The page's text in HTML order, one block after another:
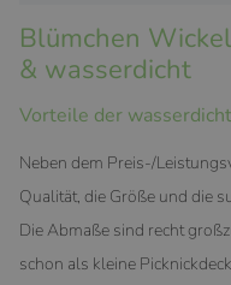
Blümchen
& wasserdicht
Vorteile der
Neben dem Preis-/
Qualität, die Größe und die
Die Abmaße sind recht
schon als kleine